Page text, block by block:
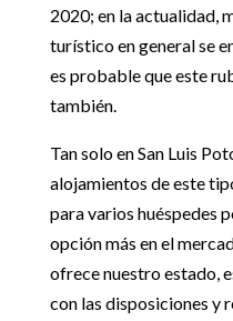
2020; en la actualidad,
turístico en general se
es probable que este
también.
Tan solo en San Luis
alojamientos de este
para varios huéspedes
opción más en el
ofrece nuestro estado,
con las disposiciones y